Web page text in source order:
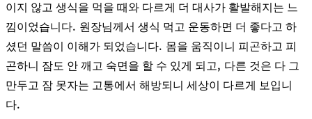
이지 않고 생식을 먹을 때와 다르게 더 대사가 활발해지는 느
낌이었습니다. 원장님께서 생식 먹고 운동하면 더 좋다고 하
셨던 말씀이 이해가 되었습니다. 몸을 움직이니 피곤하고 피
곤하니 잠도 안 깨고 숙면을 할 수 있게 되고, 다른 것은 다 그
만두고 잠 못자는 고통에서 해방되니 세상이 다르게 보입니
다.